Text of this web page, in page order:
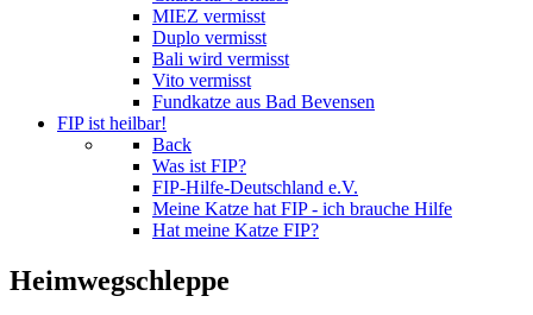
MIEZ vermisst
Duplo vermisst
Bali wird vermisst
Vito vermisst
Fundkatze aus Bad Bevensen
FIP ist heilbar!
Back
Was ist FIP?
FIP-Hilfe-Deutschland e.V.
Meine Katze hat FIP - ich brauche Hilfe
Hat meine Katze FIP?
Heimwegschleppe